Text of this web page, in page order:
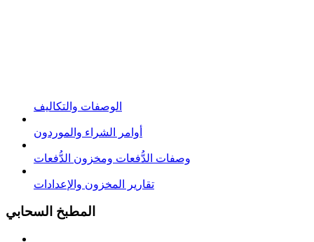
الوصفات والتكاليف
أوامر الشراء والموردون
وصفات الدُّفعات ومخزون الدُّفعات
تقارير المخزون والإعدادات
المطبخ السحابي